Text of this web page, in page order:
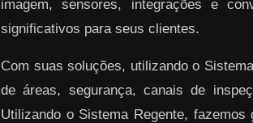
imagem, sensores, integrações e
significativos para seus clientes.
Com suas soluções, utilizando o
de áreas, segurança, canais de
Utilizando o Sistema Regente,